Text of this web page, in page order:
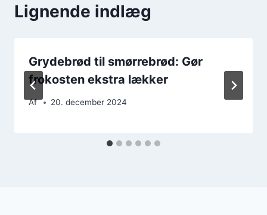
Lignende indlæg
Grydebrød til smørrebrød: Gør
frokosten ekstra lækker
Af 20. december 2024